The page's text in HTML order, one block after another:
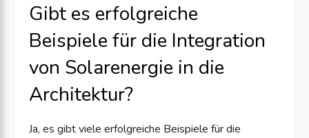
Gibt es erfolgreiche
Beispiele für die Integration
von Solarenergie in die
Architektur?
Ja, es gibt viele erfolgreiche Beispiele für die